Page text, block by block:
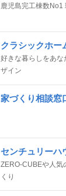
鹿児島完工棟数No1
クラシックホー
好きな暮らしをあ
ザイン
家づくり相談窓
センチュリーハ
ZERO-CUBEや人気
くり